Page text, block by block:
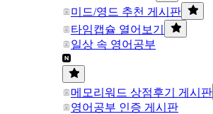
미드/영드 추천 게시판
타임캡슐 열어보기
일상 속 영어공부
메모리워드 상점후기 게시판
영어공부 인증 게시판